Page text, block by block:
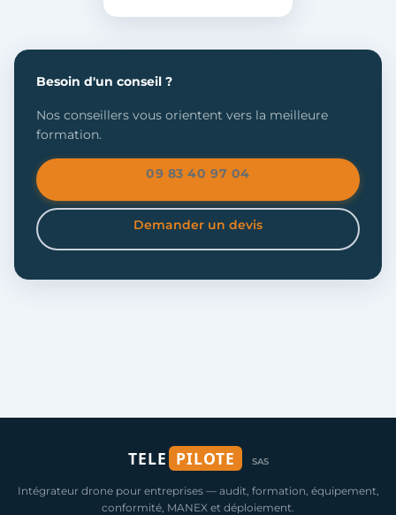
Besoin d'un conseil ?
Nos conseillers vous orientent vers la meilleure
formation.
09 83 40 97 04
Demander un devis
TELE PILOTE SAS
Intégrateur drone pour entreprises — audit, formation, équipement,
conformité, MANEX et déploiement.